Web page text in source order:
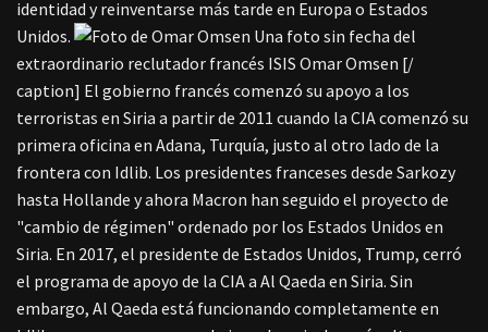
identidad y reinventarse más tarde en Europa o Estados
Unidos.
Una foto sin fecha del
extraordinario reclutador francés ISIS Omar Omsen [/
caption] El gobierno francés comenzó su apoyo a los
terroristas en Siria a partir de 2011 cuando la CIA comenzó su
primera oficina en Adana, Turquía, justo al otro lado de la
frontera con Idlib. Los presidentes franceses desde Sarkozy
hasta Hollande y ahora Macron han seguido el proyecto de
"cambio de régimen" ordenado por los Estados Unidos en
Siria. En 2017, el presidente de Estados Unidos, Trump, cerró
el programa de apoyo de la CIA a Al Qaeda en Siria. Sin
embargo, Al Qaeda está funcionando completamente en